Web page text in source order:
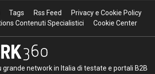
Tags Rss Feed
Privacy e Cookie Policy
Contenuti Specialistici
Cookie Center
grande network in Italia di testate e portali B2B